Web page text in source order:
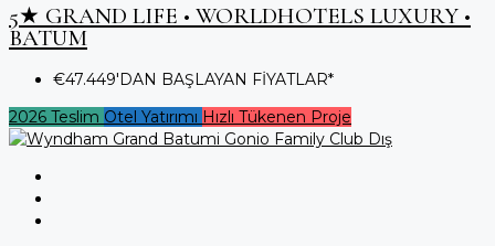
5★ GRAND LIFE • WORLDHOTELS LUXURY •
BATUM
€47.449'DAN BAŞLAYAN FİYATLAR*
2026 Teslim Otel Yatırımı Hızlı Tükenen Proje